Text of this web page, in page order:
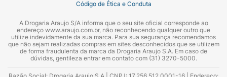
Código de Ética e Conduta
A Drogaria Araujo S/A informa que o seu site oficial corresponde ao
endereço www.araujo.com.br, não reconhecendo qualquer outro que
utilize indevidamente da sua marca. Para sua segurança recomendamos
que não sejam realizadas compras em sites desconhecidos que se utilizem
de forma fraudulenta da marca da Drogaria Araujo S.A. Em caso de
dúvidas, gentileza entrar em contato com (31) 3270-5000.